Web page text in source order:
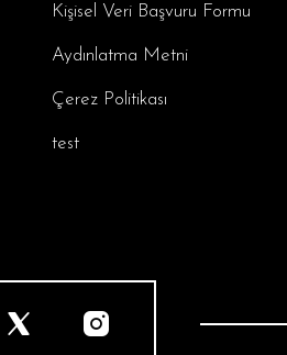
Kişisel Veri Başvuru Formu
Aydınlatma Metni
Çerez Politikası
test